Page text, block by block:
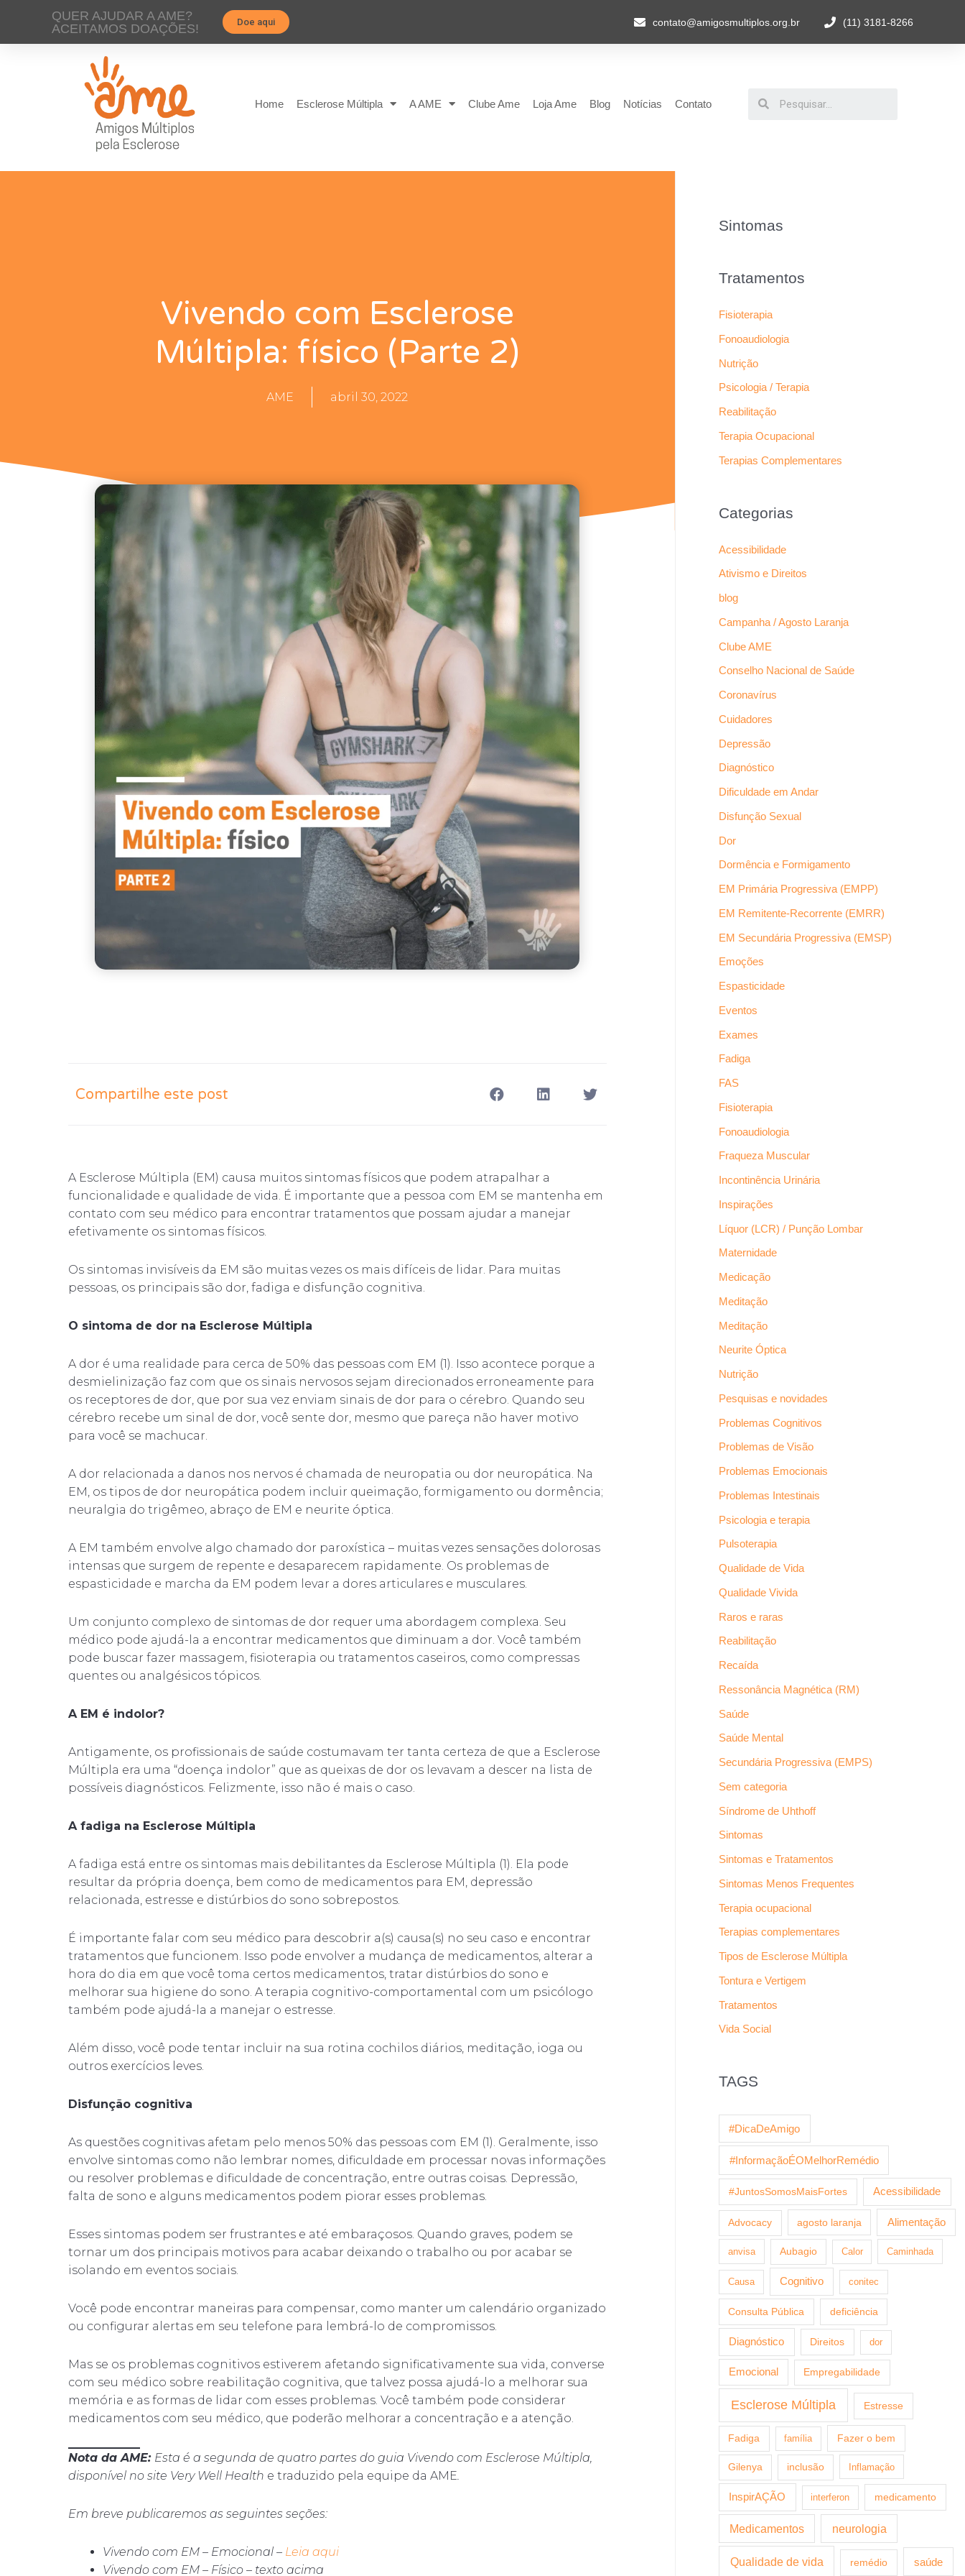
QUER AJUDAR A AME?
ACEITAMOS DOAÇÕES!
Doe aqui contato@amigosmultiplos.org.br (11) 3181-8266
Home Esclerose Múltipla A AME Clube Ame Loja Ame Blog Notícias Contato
Vivendo com Esclerose
Múltipla: físico (Parte 2)
AME abril 30, 2022
Compartilhe este post
A Esclerose Múltipla (EM) causa muitos sintomas físicos que podem atrapalhar a
funcionalidade e qualidade de vida. É importante que a pessoa com EM se mantenha em
contato com seu médico para encontrar tratamentos que possam ajudar a manejar
efetivamente os sintomas físicos.
Os sintomas invisíveis da EM são muitas vezes os mais difíceis de lidar. Para muitas
pessoas, os principais são dor, fadiga e disfunção cognitiva.
O sintoma de dor na Esclerose Múltipla
A dor é uma realidade para cerca de 50% das pessoas com EM (1). Isso acontece porque a
desmielinização faz com que os sinais nervosos sejam direcionados erroneamente para
os receptores de dor, que por sua vez enviam sinais de dor para o cérebro. Quando seu
cérebro recebe um sinal de dor, você sente dor, mesmo que pareça não haver motivo
para você se machucar.
A dor relacionada a danos nos nervos é chamada de neuropatia ou dor neuropática. Na
EM, os tipos de dor neuropática podem incluir queimação, formigamento ou dormência;
neuralgia do trigêmeo, abraço de EM e neurite óptica.
A EM também envolve algo chamado dor paroxística – muitas vezes sensações dolorosas
intensas que surgem de repente e desaparecem rapidamente. Os problemas de
espasticidade e marcha da EM podem levar a dores articulares e musculares.
Um conjunto complexo de sintomas de dor requer uma abordagem complexa. Seu
médico pode ajudá-la a encontrar medicamentos que diminuam a dor. Você também
pode buscar fazer massagem, fisioterapia ou tratamentos caseiros, como compressas
quentes ou analgésicos tópicos.
A EM é indolor?
Antigamente, os profissionais de saúde costumavam ter tanta certeza de que a Esclerose
Múltipla era uma “doença indolor” que as queixas de dor os levavam a descer na lista de
possíveis diagnósticos. Felizmente, isso não é mais o caso.
A fadiga na Esclerose Múltipla
A fadiga está entre os sintomas mais debilitantes da Esclerose Múltipla (1). Ela pode
resultar da própria doença, bem como de medicamentos para EM, depressão
relacionada, estresse e distúrbios do sono sobrepostos.
É importante falar com seu médico para descobrir a(s) causa(s) no seu caso e encontrar
tratamentos que funcionem. Isso pode envolver a mudança de medicamentos, alterar a
hora do dia em que você toma certos medicamentos, tratar distúrbios do sono e
melhorar sua higiene do sono. A terapia cognitivo-comportamental com um psicólogo
também pode ajudá-la a manejar o estresse.
Além disso, você pode tentar incluir na sua rotina cochilos diários, meditação, ioga ou
outros exercícios leves.
Disfunção cognitiva
As questões cognitivas afetam pelo menos 50% das pessoas com EM (1). Geralmente, isso
envolve sintomas como não lembrar nomes, dificuldade em processar novas informações
ou resolver problemas e dificuldade de concentração, entre outras coisas. Depressão,
falta de sono e alguns medicamentos podem piorar esses problemas.
Esses sintomas podem ser frustrantes e até embaraçosos. Quando graves, podem se
tornar um dos principais motivos para acabar deixando o trabalho ou por acabar se
isolando em eventos sociais.
Você pode encontrar maneiras para compensar, como manter um calendário organizado
ou configurar alertas em seu telefone para lembrá-lo de compromissos.
Mas se os problemas cognitivos estiverem afetando significativamente sua vida, converse
com seu médico sobre reabilitação cognitiva, que talvez possa ajudá-lo a melhorar sua
memória e as formas de lidar com esses problemas. Você também pode considerar
medicamentos com seu médico, que poderão melhorar a concentração e a atenção.
Nota da AME: Esta é a segunda de quatro partes do guia Vivendo com Esclerose Múltipla,
disponível no site Very Well Health e traduzido pela equipe da AME.
Em breve publicaremos as seguintes seções:
Vivendo com EM – Emocional – Leia aqui
Vivendo com EM – Físico – texto acima
Sintomas
Tratamentos
Fisioterapia
Fonoaudiologia
Nutrição
Psicologia / Terapia
Reabilitação
Terapia Ocupacional
Terapias Complementares
Categorias
Acessibilidade
Ativismo e Direitos
blog
Campanha / Agosto Laranja
Clube AME
Conselho Nacional de Saúde
Coronavírus
Cuidadores
Depressão
Diagnóstico
Dificuldade em Andar
Disfunção Sexual
Dor
Dormência e Formigamento
EM Primária Progressiva (EMPP)
EM Remitente-Recorrente (EMRR)
EM Secundária Progressiva (EMSP)
Emoções
Espasticidade
Eventos
Exames
Fadiga
FAS
Fisioterapia
Fonoaudiologia
Fraqueza Muscular
Incontinência Urinária
Inspirações
Líquor (LCR) / Punção Lombar
Maternidade
Medicação
Meditação
Meditação
Neurite Óptica
Nutrição
Pesquisas e novidades
Problemas Cognitivos
Problemas de Visão
Problemas Emocionais
Problemas Intestinais
Psicologia e terapia
Pulsoterapia
Qualidade de Vida
Qualidade Vivida
Raros e raras
Reabilitação
Recaída
Ressonância Magnética (RM)
Saúde
Saúde Mental
Secundária Progressiva (EMPS)
Sem categoria
Síndrome de Uhthoff
Sintomas
Sintomas e Tratamentos
Sintomas Menos Frequentes
Terapia ocupacional
Terapias complementares
Tipos de Esclerose Múltipla
Tontura e Vertigem
Tratamentos
Vida Social
TAGS
#DicaDeAmigo
#InformaçãoÉOMelhorRemédio
#JuntosSomosMaisFortes Acessibilidade
Advocacy agosto laranja Alimentação
anvisa Aubagio Calor Caminhada
Causa Cognitivo conitec
Consulta Pública deficiência
Diagnóstico Direitos dor
Emocional Empregabilidade
Esclerose Múltipla Estresse
Fadiga família Fazer o bem
Gilenya inclusão Inflamação
InspirAÇÃO interferon medicamento
Medicamentos neurologia
Qualidade de vida remédio saúde